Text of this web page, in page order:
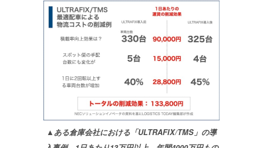
▲ある倉庫会社における「ULTRAFIX/TMS」の導